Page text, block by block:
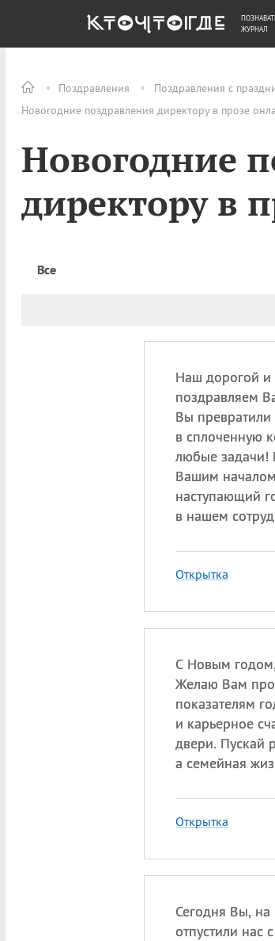
Поздравления Поздравления с
Новогодние поздравления директору в прозе
Новогодние
директору в
Все
Наш дорогой и
поздравляем
Вы
в сплоченную
любые задачи!
Вашим
наступающий
в нашем
Открытка
С Новым
Желаю Вам
показателям
и карьерное
двери. Пускай
а семейная
Открытка
Сегодня Вы, на
отпустили нас
ОБЩЕСТВО
ЖУРНАЛ